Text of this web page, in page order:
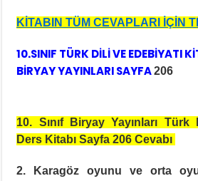
KİTABIN TÜM CEVAPLARI İÇİN
10.SINIF TÜRK DİLİ VE EDEBİYATI
BİRYAY YAYINLARI SAYFA206
10. Sınıf Biryay Yayınları
Ders Kitabı Sayfa 206 Cevabı
2. Karagöz oyunu ve orta